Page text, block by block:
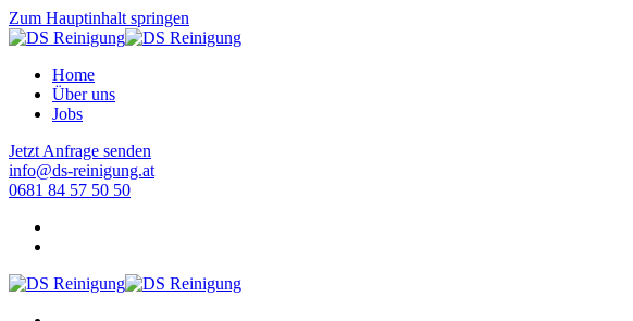
Zum Hauptinhalt springen
Home
Über uns
Jobs
Jetzt Anfrage senden
info@ds-reinigung.at
0681 84 57 50 50